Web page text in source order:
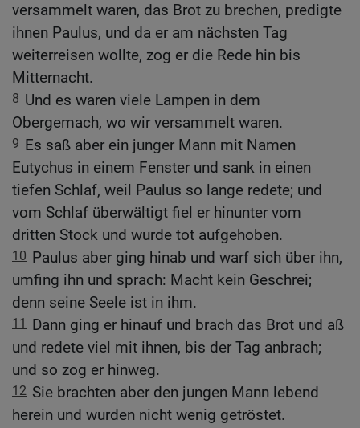
versammelt waren, das Brot zu brechen, predigte
ihnen Paulus, und da er am nächsten Tag
weiterreisen wollte, zog er die Rede hin bis
Mitternacht.
8 Und es waren viele Lampen in dem
Obergemach, wo wir versammelt waren.
9 Es saß aber ein junger Mann mit Namen
Eutychus in einem Fenster und sank in einen
tiefen Schlaf, weil Paulus so lange redete; und
vom Schlaf überwältigt fiel er hinunter vom
dritten Stock und wurde tot aufgehoben.
10 Paulus aber ging hinab und warf sich über ihn,
umfing ihn und sprach: Macht kein Geschrei;
denn seine Seele ist in ihm.
11
Dann ging er hinauf und brach das Brot und aß
und redete viel mit ihnen, bis der Tag anbrach;
und so zog er hinweg.
12 Sie brachten aber den jungen Mann lebend
herein und wurden nicht wenig getröstet.